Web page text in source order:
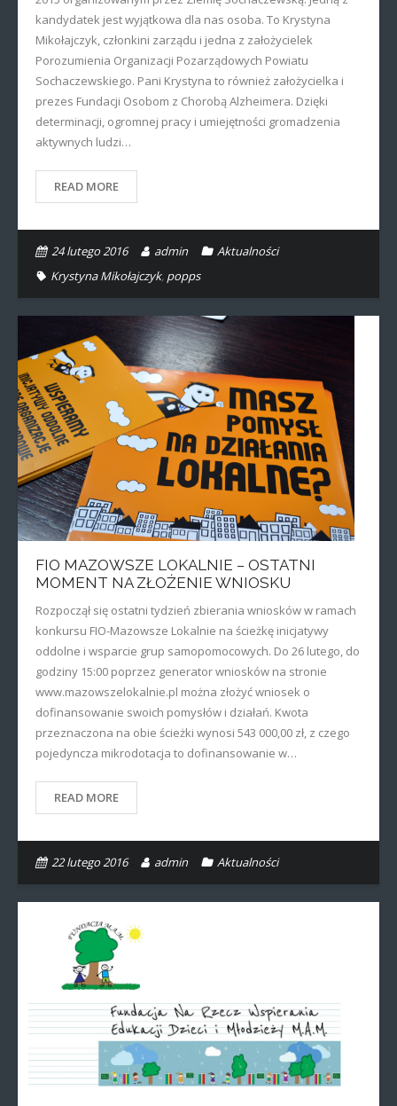
kandydatek jest wyjątkowa dla nas osoba. To Krystyna
Mikołajczyk, członkini zarządu i jedna z założycielek
Porozumienia Organizacji Pozarządowych Powiatu
Sochaczewskiego. Pani Krystyna to również założycielka i
prezes Fundacji Osobom z Chorobą Alzheimera. Dzięki
determinacji, ogromnej pracy i umiejętności gromadzenia
aktywnych ludzi…
READ MORE
24 lutego 2016 admin
Aktualności
Krystyna Mikołajczyk, popps
FIO MAZOWSZE LOKALNIE – OSTATNI
MOMENT NA ZŁOŻENIE WNIOSKU
Rozpoczął się ostatni tydzień zbierania wniosków w ramach
konkursu FIO-Mazowsze Lokalnie na ścieżkę inicjatywy
oddolne i wsparcie grup samopomocowych. Do 26 lutego, do
godziny 15:00 poprzez generator wniosków na stronie
www.mazowszelokalnie.pl można złożyć wniosek o
dofinansowanie swoich pomysłów i działań. Kwota
przeznaczona na obie ścieżki wynosi 543 000,00 zł, z czego
pojedyncza mikrodotacja to dofinansowanie w…
READ MORE
22 lutego 2016 admin Aktualności